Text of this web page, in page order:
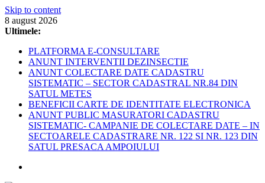
Skip to content
8 august 2026
Ultimele:
PLATFORMA E-CONSULTARE
ANUNT INTERVENTII DEZINSECTIE
ANUNT COLECTARE DATE CADASTRU
SISTEMATIC – SECTOR CADASTRAL NR.84 DIN
SATUL METES
BENEFICII CARTE DE IDENTITATE ELECTRONICA
ANUNT PUBLIC MASURATORI CADASTRU
SISTEMATIC- CAMPANIE DE COLECTARE DATE – IN
SECTOARELE CADASTRARE NR. 122 SI NR. 123 DIN
SATUL PRESACA AMPOIULUI